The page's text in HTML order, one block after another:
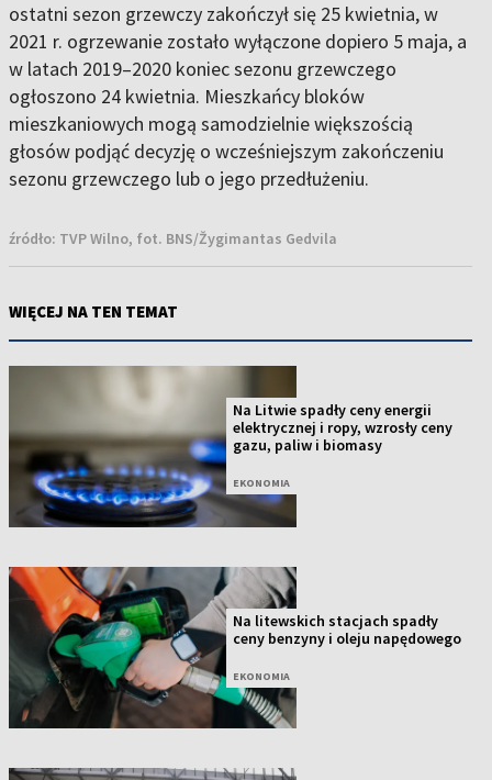
ostatni sezon grzewczy zakończył się 25 kwietnia, w
2021 r. ogrzewanie zostało wyłączone dopiero 5 maja, a
w latach 2019–2020 koniec sezonu grzewczego
ogłoszono 24 kwietnia. Mieszkańcy bloków
mieszkaniowych mogą samodzielnie większością
głosów podjąć decyzję o wcześniejszym zakończeniu
sezonu grzewczego lub o jego przedłużeniu.
źródło: TVP Wilno, fot. BNS/Žygimantas Gedvila
WIĘCEJ NA TEN TEMAT
Na Litwie spadły ceny energii
elektrycznej i ropy, wzrosły ceny
gazu, paliw i biomasy
EKONOMIA
Na litewskich stacjach spadły
ceny benzyny i oleju napędowego
EKONOMIA